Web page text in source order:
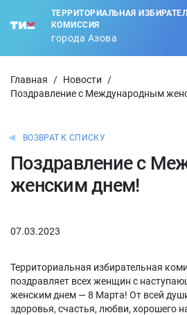
ТЕРРИТОРИАЛЬНАЯ
КОМИССИЯ
города Азова
Главная / Новости
/
Поздравление с Международным
ВОЗВРАТ К СПИСКУ
Поздравление с
женским днем!
07.03.2023
Территориальная избирательная
поздравляет всех женщин с
женским днем — 8 Марта! От всей
здоровья, счастья, любви, хорошего